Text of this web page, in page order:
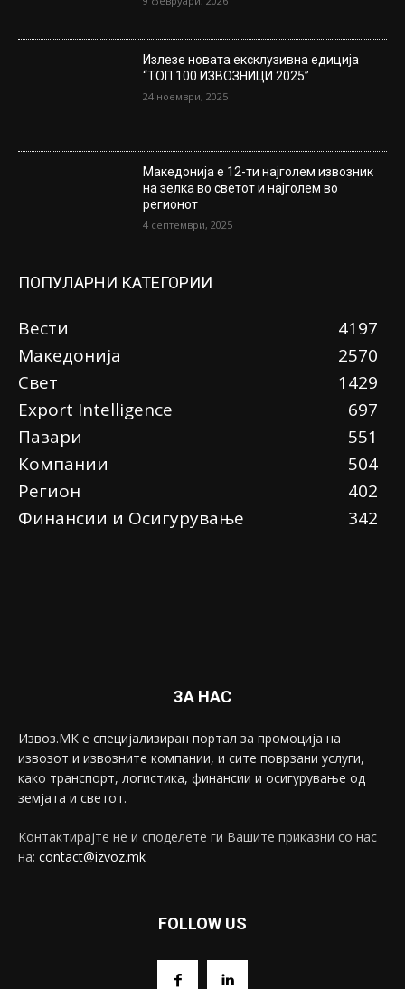
Излезе новата ексклузивна едиција
“ТОП 100 ИЗВОЗНИЦИ 2025”
24 ноември, 2025
Македонија е 12-ти најголем извозник
на зелка во светот и најголем во
регионот
4 септември, 2025
ПОПУЛАРНИ КАТЕГОРИИ
Вести
4197
Македонија
2570
Свет
1429
Еxport Intelligence
697
Пазари
551
Компании
504
Регион
402
Финансии и Осигурување
342
ЗА НАС
Извоз.МК е специјализиран портал за промоција на
извозот и извозните компании, и сите поврзани услуги,
како транспорт, логистика, финансии и осигурување од
земјата и светот.
Контактирајте не и споделете ги Вашите приказни со нас
на: contact@izvoz.mk
FOLLOW US